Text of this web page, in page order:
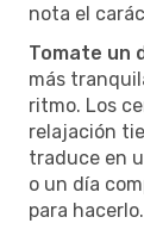
nota el
Tomate un
más
ritmo. Los
relajación
traduce en
o un día
para hacerlo.